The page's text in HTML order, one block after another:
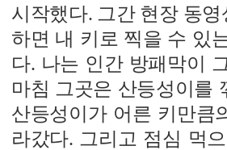
시작했다. 그간 현장 동
하면 내 키로 찍을 수 있
다. 나는 인간 방패막이
마침 그곳은 산등성이를
산등성이가 어른 키만큼
라갔다. 그리고 점심 먹